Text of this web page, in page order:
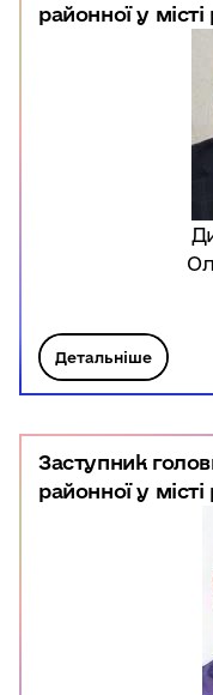
районної у
Детальніше
Заступник
районної у